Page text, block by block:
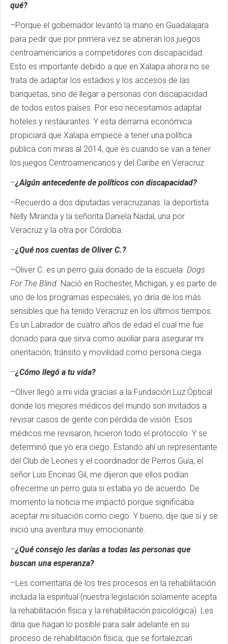
qué?
–Porque el gobernador levantó la mano en Guadalajara
para pedir que por primera vez se abrieran los juegos
centroamericanos a competidores con discapacidad.
Esto es importante debido a que en Xalapa ahora no se
trata de adaptar los estadios y los accesos de las
banquetas, sino de llegar a personas con discapacidad
de todos estos países. Por eso necesitamos adaptar
hoteles y restaurantes. Y esta derrama económica
propiciará que Xalapa empiece a tener una política
pública con miras al 2014, que es cuando se van a tener
los juegos Centroamericanos y del Caribe en Veracruz.
–¿Algún antecedente de políticos con discapacidad?
–Recuerdo a dos diputadas veracruzanas: la deportista
Nelly Miranda y la señorita Daniela Nadal, una por
Veracruz y la otra por Córdoba.
–¿Qué nos cuentas de Oliver C.?
–Oliver C. es un perro guía donado de la escuela Dogs
For The Blind. Nació en Rochester, Michigan, y es parte de
uno de los programas especiales, yo diría de los más
sensibles que ha tenido Veracruz en los últimos tiempos.
Es un Labrador de cuatro años de edad el cual me fue
donado para que sirva como auxiliar para asegurar mi
orientación, tránsito y movilidad como persona ciega.
–¿Cómo llegó a tu vida?
–Oliver llegó a mi vida gracias a la Fundación Luz Óptical
donde los mejores médicos del mundo son invitados a
revisar casos de gente con pérdida de visión. Esos
médicos me revisaron, hicieron todo el protocolo. Y se
determinó que yo era ciego. Estando ahí un representante
del Club de Leones y el coordinador de Perros Guía, el
señor Luis Encinas Gil, me dijeron que ellos podían
ofrecerme un perro guía si estaba yo de acuerdo. De
momento la noticia me impactó porque significaba
aceptar mi situación como ciego. Y bueno, dije que sí y se
inició una aventura muy emocionante.
–¿Qué consejo les darías a todas las personas que
buscan una esperanza?
–Les comentaría de los tres procesos en la rehabilitación
incluida la espiritual (nuestra legislación solamente acepta
la rehabilitación física y la rehabilitación psicológica). Les
diría que hagan lo posible para salir adelante en su
proceso de rehabilitación física; que se fortalezcan